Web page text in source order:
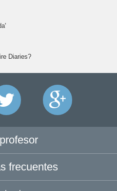
Diaries?
frecuentes